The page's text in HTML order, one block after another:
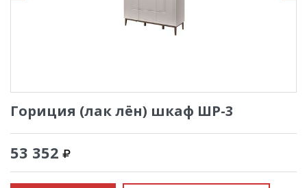
Гориция (лак лён) шкаф ШР-3
53 352